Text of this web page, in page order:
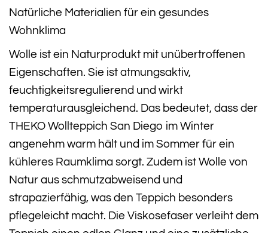
Natürliche Materialien für ein gesundes
Wohnklima
Wolle ist ein Naturprodukt mit unübertroffenen
Eigenschaften. Sie ist atmungsaktiv,
feuchtigkeitsregulierend und wirkt
temperaturausgleichend. Das bedeutet, dass der
THEKO Wollteppich San Diego im Winter
angenehm warm hält und im Sommer für ein
kühleres Raumklima sorgt. Zudem ist Wolle von
Natur aus schmutzabweisend und
strapazierfähig, was den Teppich besonders
pflegeleicht macht. Die Viskosefaser verleiht dem